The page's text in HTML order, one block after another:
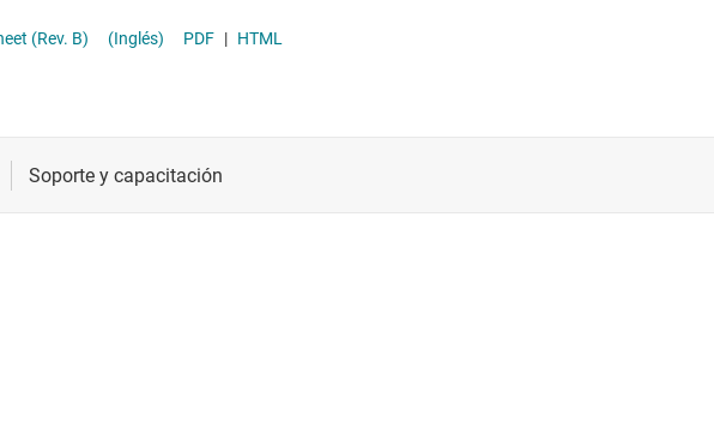
datasheet (Rev. B) (Inglés) PDF | HTML